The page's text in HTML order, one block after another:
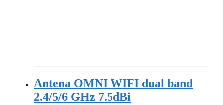
Antena OMNI WIFI dual band
2.4/5/6 GHz 7.5dBi